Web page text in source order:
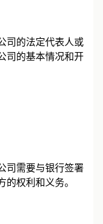
的法定代表人或
司的基本情况和开
需要与银行签署
权利和义务。